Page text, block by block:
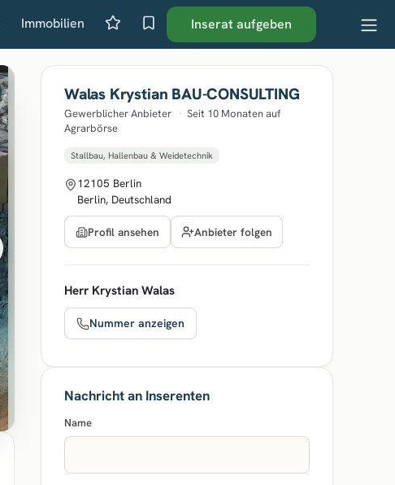
Immobilien Inserat aufgeben
Walas Krystian BAU-CONSULTING
Gewerblicher Anbieter · Seit 10 Monaten auf
Agrarbörse
Stallbau, Hallenbau & Weidetechnik
12105 Berlin
Berlin, Deutschland
Profil ansehen Anbieter folgen
Herr Krystian Walas
Nummer anzeigen
Nachricht an Inserenten
Name